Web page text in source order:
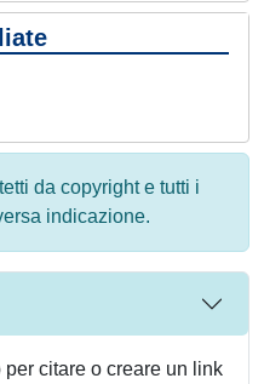
da copyright e tutti i
indicazione.
citare o creare un link